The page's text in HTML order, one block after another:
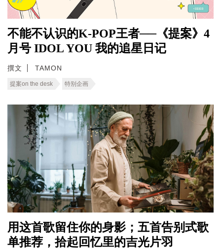
不能不认识的K-POP王者──《提案》4
月号 IDOL YOU 我的追星日记
撰文 TAMON
提案on the desk 特别企画
用这首歌留住你的身影；五首告别式歌
单推荐，拾起回忆里的吉光片羽